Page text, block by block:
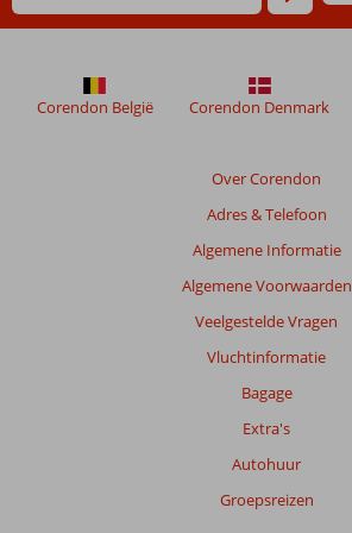
meer
om
de
Over Corendon
Adres & Telefoon
Algemene Informatie
Algemene Voorwaarden
Veelgestelde Vragen
Vluchtinformatie
Bagage
Extra's
Autohuur
Groepsreizen
Corendon België Corendon Denmark